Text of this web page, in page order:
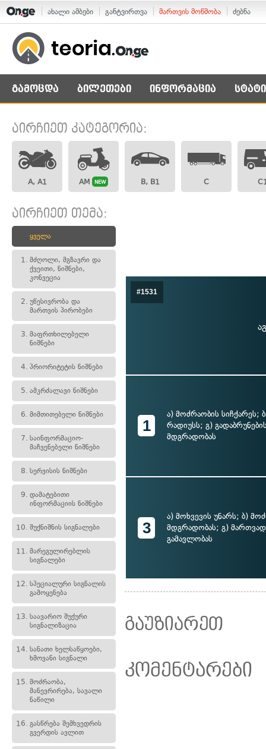
ახალი ამბები განტვირთვა მართვის მოწმობა ძებნა
გამოცდა ბილეთები ინფორმაცია
აირჩიეთ კატეგორია:
A, A1 AM NEW B, B1 C
აირჩიეთ თემა:
ყველა
1. მძღოლი, მგზავრი და
ქვეითი, ნიშნები,
კონვეცია
2. უწესივრობა და
მართვის პირობები
3. მაფრთხილებელი
ნიშნები
4. პრიორიტეტის ნიშნები
5. ამკრძალავი ნიშნები
6. მიმთითებელი ნიშნები
7. საინფორმაციო-
მაჩვენებელი ნიშნები
8. სერვისის ნიშნები
9. დამატებითი
ინფორმაციის ნიშნები
10. შუქნიშნის სიგნალები
11. მარეგულირებლის
სიგნალები
12. სპეციალური სიგნალის
გამოყენება
13. საავარიო შუქური
სიგნალიზაცია
14. სანათი ხელსაწყოები,
ხმოვანი სიგნალი
15. მოძრაობა,
მანევრირება, სავალი
ნაწილი
16. გასწრება შემხვედრის
გვერდის ავლით
#1531
1
ა) მოძრაობის სიჩქარეს;
რადიუსს; გ)
მდგრადობას
3
ა) მოხვევის უნარს; ბ)
მდგრადობას; გ)
გამავლობას
გაუზიარეთ
კომენტარები